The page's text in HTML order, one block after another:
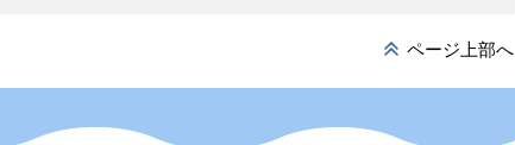
ページ上部へ